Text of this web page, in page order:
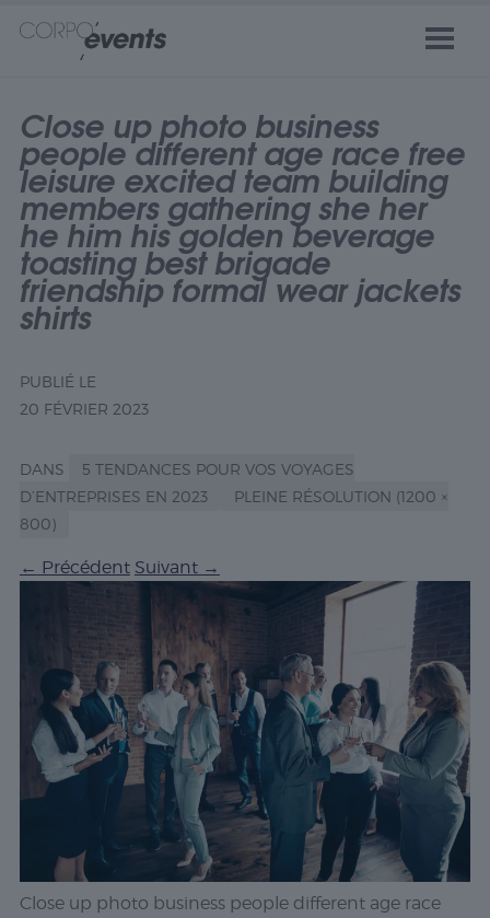
Close up photo business
people different age race free
leisure excited team building
members gathering she her
he him his golden beverage
toasting best brigade
friendship formal wear jackets
shirts
PUBLIÉ LE
20 FÉVRIER 2023
DANS
5 TENDANCES POUR VOS VOYAGES
D’ENTREPRISES EN 2023
PLEINE RÉSOLUTION (1200 ×
800)
← Précédent Suivant →
Close up photo business people different age race